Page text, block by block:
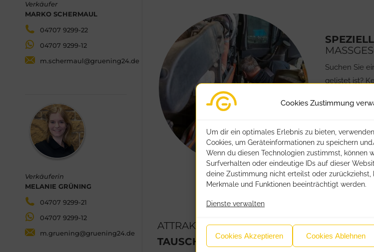
Cookies Zustimmung
Um dir ein optimales Erlebnis zu bieten,
Cookies, um Geräteinformationen zu speichern
Wenn du diesen Technologien zustimmst, können
Surfverhalten oder eindeutige IDs auf dieser
deine Zustimmung nicht erteilst oder zurückziehst,
Merkmale und Funktionen beeinträchtigt werden.
Dienste verwalten
Cookies Akzeptieren Cookies Ablehnen
Suchen Sie
gelistet ist?
eine
brauchen.
Wir stehen
Ziel ist es,
ATTRAKTIVE ANGEBOTE MIT
TAUSCHEN SIE ALT GEGEN NEU!
Verkäufer
MARKO SCHERMAUL
04707 9299-22
04707 9299-12
m.schermaul@gruening24.de
Verkäuferin
MELANIE GRÜNING
04707 9299-21
04707 9299-12
m.gruening@gruening24.de